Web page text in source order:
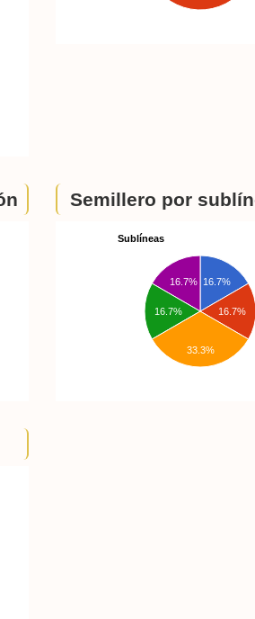
Semillero por
Sublíneas
16.7%
16.7%
16.7%
16.7%
33.3%